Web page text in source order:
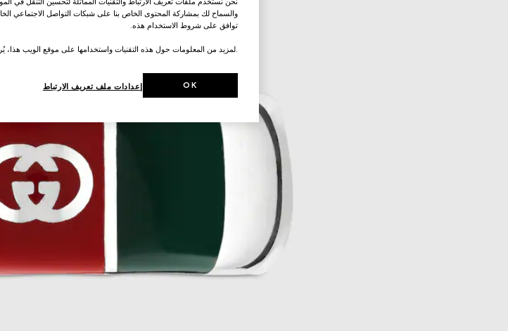
والسماح لك بمشاركة المحتوى الخاص بنا على شبكات التواصل الاجتماعي
توافق على شروط الاستخدام هذه.
.لمزيد من المعلومات حول هذه التقنيات واستخدامها على موقع الويب هذا،
إعدادات ملف تعريف الارتباط OK